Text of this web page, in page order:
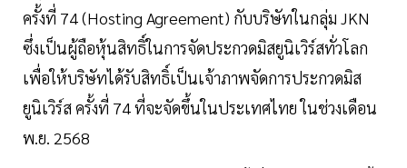
ครั้งที่ 74 (Hosting Agreement) กับบริษัทในกลุ่ม JKN
ซึ่งเป็นผู้ถือหุ้นสิทธิ์ในการจัดประกวดมิสยูนิเวิร์สทั่วโลก
เพื่อให้บริษัทได้รับสิทธิ์เป็นเจ้าภาพจัดการประกวดมิส
ยูนิเวิร์ส ครั้งที่ 74 ที่จะจัดขึ้นในประเทศไทย ในช่วงเดือน
พ.ย. 2568